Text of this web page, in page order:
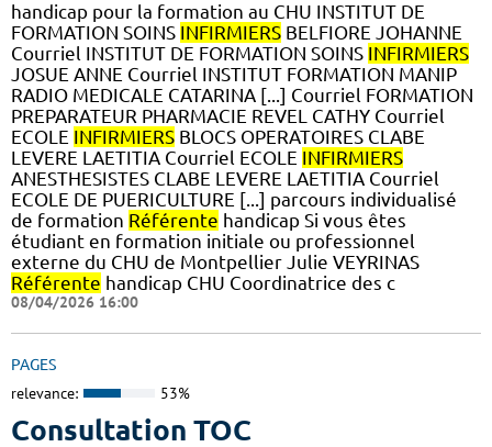
handicap pour la formation au CHU INSTITUT DE
FORMATION SOINS INFIRMIERS BELFIORE JOHANNE
Courriel INSTITUT DE FORMATION SOINS INFIRMIERS
JOSUE ANNE Courriel INSTITUT FORMATION MANIP
RADIO MEDICALE CATARINA [...] Courriel FORMATION
PREPARATEUR PHARMACIE REVEL CATHY Courriel
ECOLE INFIRMIERS BLOCS OPERATOIRES CLABE
LEVERE LAETITIA Courriel ECOLE INFIRMIERS
ANESTHESISTES CLABE LEVERE LAETITIA Courriel
ECOLE DE PUERICULTURE [...] parcours individualisé
de formation Référente handicap Si vous êtes
étudiant en formation initiale ou professionnel
externe du CHU de Montpellier Julie VEYRINAS
Référente handicap CHU Coordinatrice des c
08/04/2026 16:00
PAGES
relevance: 53%
Consultation TOC